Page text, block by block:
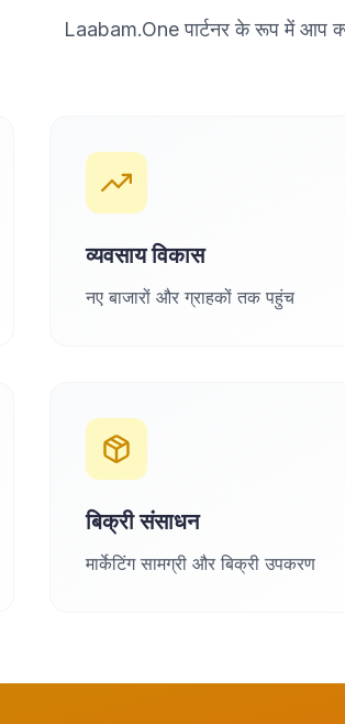
Laabam.One पार्टनर के रूप में आप
व्यवसाय विकास
नए बाजारों और ग्राहकों तक पहुंच
बिक्री संसाधन
मार्केटिंग सामग्री और बिक्री उपकरण